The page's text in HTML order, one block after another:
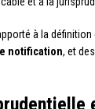
à la définition
notification, et des